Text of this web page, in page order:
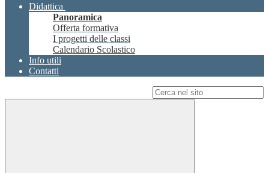
Didattica
Panoramica
Offerta formativa
I progetti delle classi
Calendario Scolastico
Info utili
Contatti